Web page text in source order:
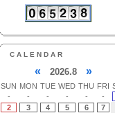
CALENDAR
« 2026.8 »
SUN MON TUE WED THU FRI
-
- - - - -
2
3 4 5 6 7